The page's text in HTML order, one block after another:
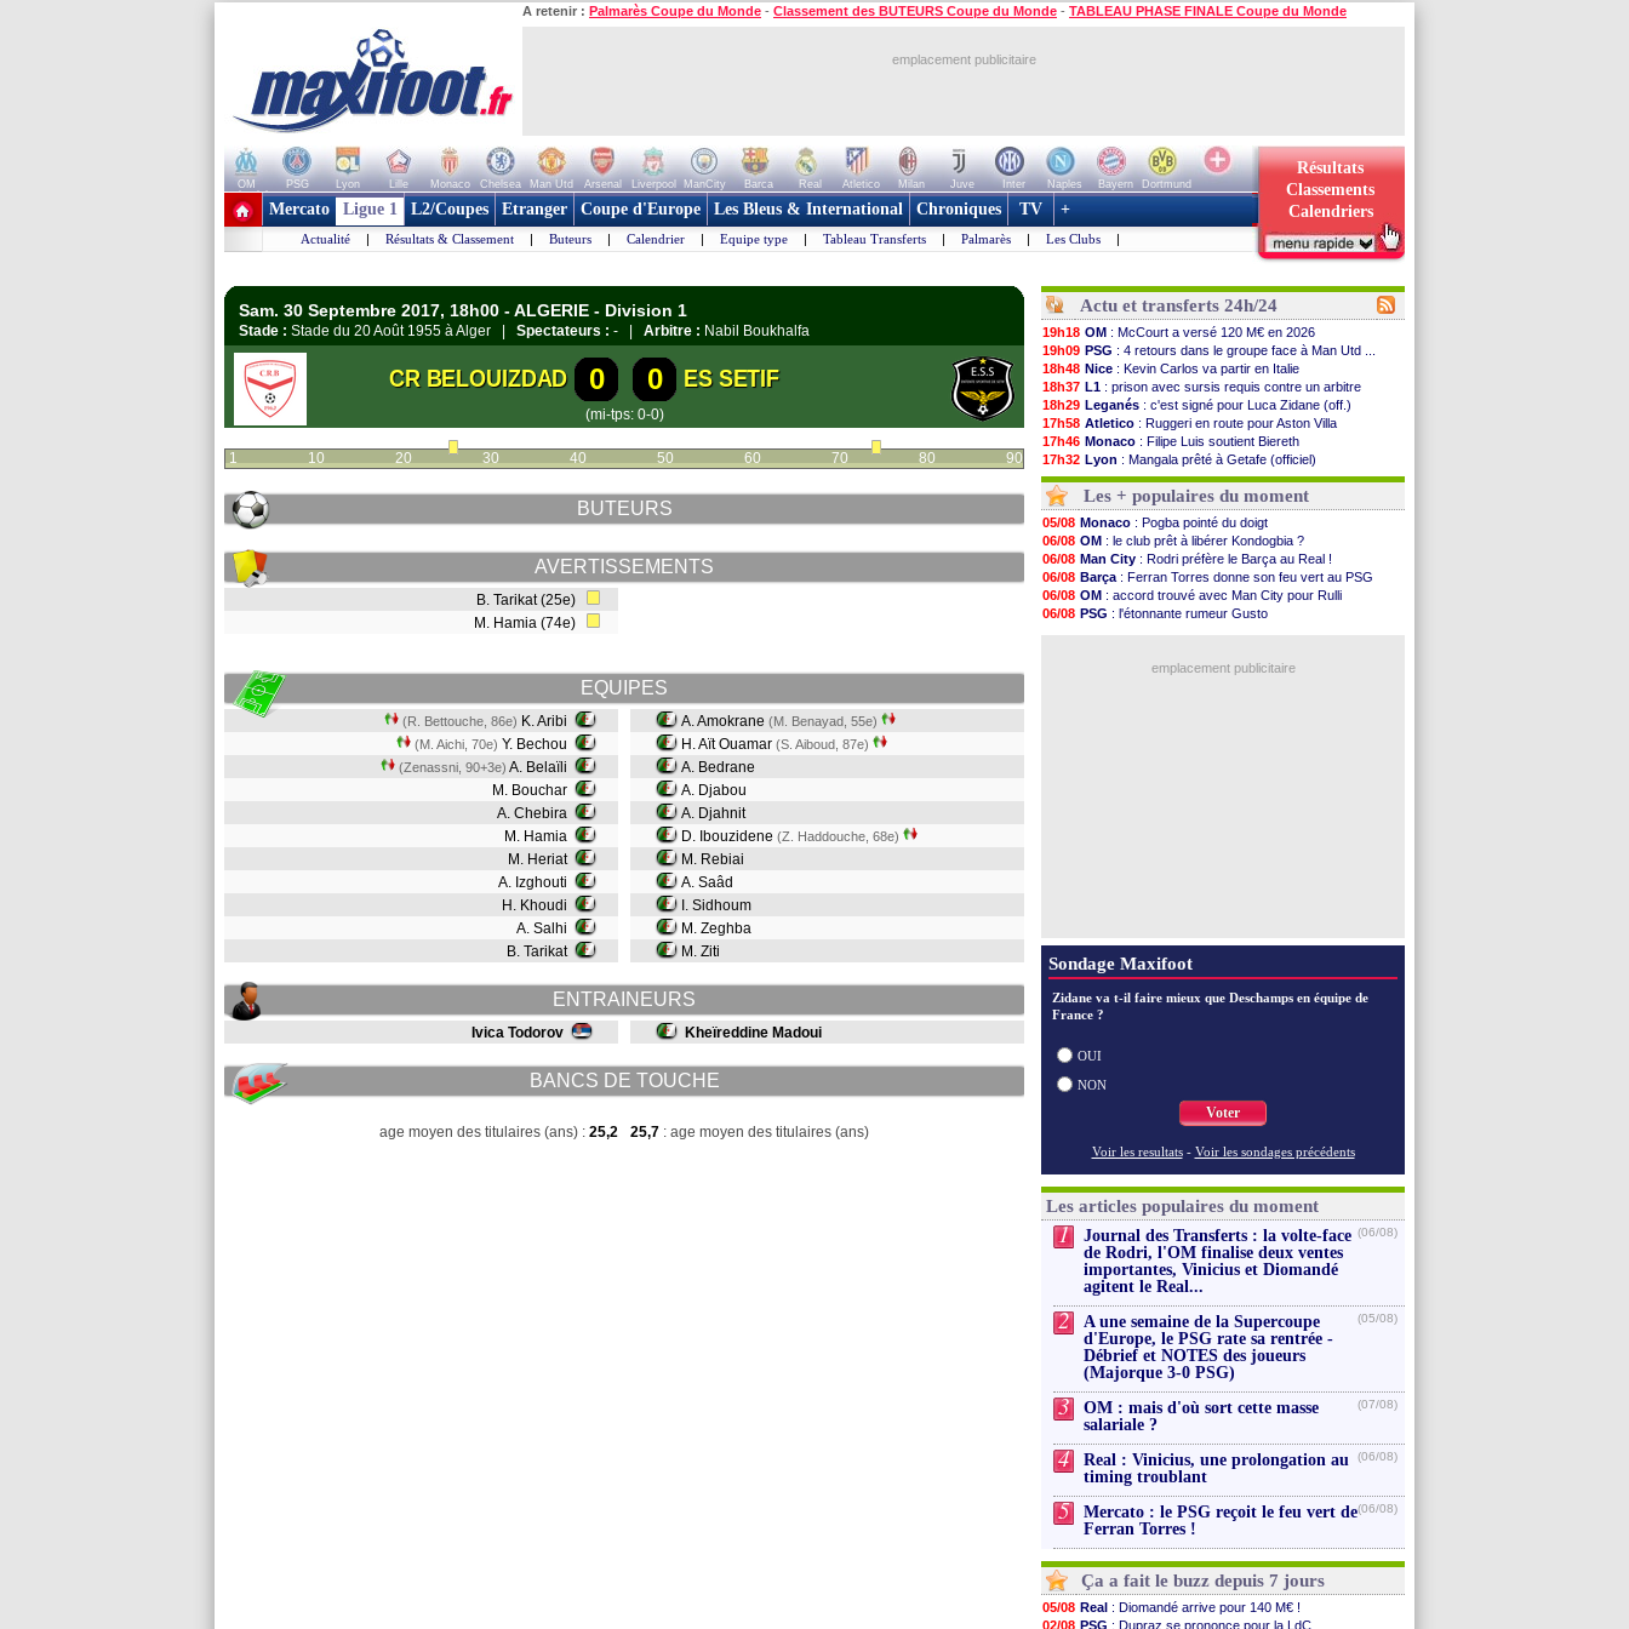
A retenir : Palmarès Coupe du Monde - Classement des BUTEURS Coupe du Monde - TABLEAU PHASE FINALE Coupe du Monde
emplacement publicitaire
OM PSG Lyon Lille Monaco Chelsea Man Utd Arsenal Liverpool ManCity Barca Real Atletico Milan Juve Inter Naples Bayern
Dortmund
+ de clubs
Résultats
Classements
Calendriers
Mercato Ligue 1 L2/Coupes Etranger Coupe d'Europe Les Bleus & International Chroniques TV +
Actualité | Résultats & Classement | Buteurs | Calendrier | Equipe type | Tableau Transferts | Palmarès | Les Clubs |
Sam. 30 Septembre 2017, 18h00 - ALGERIE - Division 1
Stade : Stade du 20 Août 1955 à Alger | Spectateurs : - | Arbitre : Nabil Boukhalfa
CR BELOUIZDAD 0 0 ES SETIF
(mi-tps: 0-0)
1 10 20 30 40 50 60 70 80 90
BUTEURS
AVERTISSEMENTS
B. Tarikat (25e)
M. Hamia (74e)
EQUIPES
(R. Bettouche, 86e) K. Aribi
(M. Aichi, 70e) Y. Bechou
(Zenassni, 90+3e) A. Belaïli
M. Bouchar
A. Chebira
M. Hamia
M. Heriat
A. Izghouti
H. Khoudi
A. Salhi
B. Tarikat
A. Amokrane (M. Benayad, 55e)
H. Aït Ouamar (S. Aiboud, 87e)
A. Bedrane
A. Djabou
A. Djahnit
D. Ibouzidene (Z. Haddouche, 68e)
M. Rebiai
A. Saâd
I. Sidhoum
M. Zeghba
M. Ziti
ENTRAINEURS
Ivica Todorov Kheïreddine Madoui
BANCS DE TOUCHE
age moyen des titulaires (ans) : 25,2 25,7 : age moyen des titulaires (ans)
Actu et transferts 24h/24
19h18 OM : McCourt a versé 120 M€ en 2026
19h09 PSG : 4 retours dans le groupe face à Man Utd ...
18h48 Nice : Kevin Carlos va partir en Italie
18h37 L1 : prison avec sursis requis contre un arbitre
18h29 Leganés : c'est signé pour Luca Zidane (off.)
17h58 Atletico : Ruggeri en route pour Aston Villa
17h46 Monaco : Filipe Luis soutient Biereth
17h32 Lyon : Mangala prêté à Getafe (officiel)
17h16 PSG: Nsoki va signer en Croatie
16h59
Arsenal: Naples vise Gabriel Jesus
16h37 Real: Mastantuono prêté à la Fiorentina (off.)
16h33
Man City : accord avec le Barça pour Rodri ?
16h27
Rennes: Haise a prolongé (officiel)
16h22
Palace: Tomiyasu a convaincu (officiel)
16h07
OM: B. Genesio - "ce n'est pas idéal"
15h46
TFC: Sion Oppong signe pour 4 ans (officiel)
15h41
PSG : Liverpool va proposer 115 M€ pour ...
: Filipe Luis veut remplacer Akliouche
Les + populaires du moment
05/08 Monaco : Pogba pointé du doigt
06/08 OM : le club prêt à libérer Kondogbia ?
06/08 Man City : Rodri préfère le Barça au Real !
06/08 Barça : Ferran Torres donne son feu vert au PSG
06/08 OM : accord trouvé avec Man City pour Rulli
06/08 PSG : l'étonnante rumeur Gusto
emplacement publicitaire
Sondage Maxifoot
Zidane va t-il faire mieux que Deschamps en équipe de
France ?
OUI
NON
Voter
Voir les resultats - Voir les sondages précédents
Les articles populaires du moment
1
Journal des Transferts : la volte-face
de Rodri, l'OM finalise deux ventes
importantes, Vinicius et Diomandé
agitent le Real...
(06/08)
2
A une semaine de la Supercoupe
d'Europe, le PSG rate sa rentrée -
Débrief et NOTES des joueurs
(Majorque 3-0 PSG)
(05/08)
3
OM : mais d'où sort cette masse
salariale ?
(07/08)
4
Real : Vinicius, une prolongation au
timing troublant
(06/08)
5
Mercato : le PSG reçoit le feu vert de
Ferran Torres !
(06/08)
Ça a fait le buzz depuis 7 jours
05/08 Real : Diomandé arrive pour 140 M€ !
02/08 PSG : Dupraz se prononce pour la LdC